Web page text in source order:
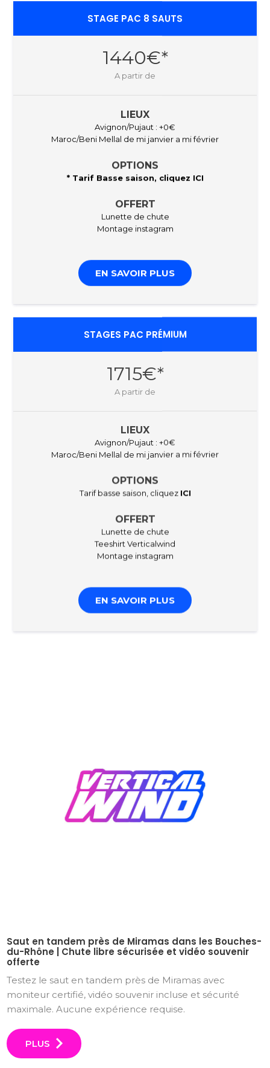
STAGE PAC 8 SAUTS
1440€*
A partir de
LIEUX
Avignon/Pujaut : +0€
Maroc/Beni Mellal de mi janvier a mi février
OPTIONS
* Tarif Basse saison, cliquez ICI
OFFERT
Lunette de chute
Montage instagram
EN SAVOIR PLUS
STAGES PAC PRÉMIUM
1715€*
A partir de
LIEUX
Avignon/Pujaut : +0€
Maroc/Beni Mellal de mi janvier a mi février
OPTIONS
Tarif basse saison, cliquez ICI
OFFERT
Lunette de chute
Teeshirt Verticalwind
Montage instagram
EN SAVOIR PLUS
Saut en tandem près de Miramas dans les Bouches-
du-Rhône | Chute libre sécurisée et vidéo souvenir
offerte
Testez le saut en tandem près de Miramas avec
moniteur certifié, vidéo souvenir incluse et sécurité
maximale. Aucune expérience requise.
PLUS